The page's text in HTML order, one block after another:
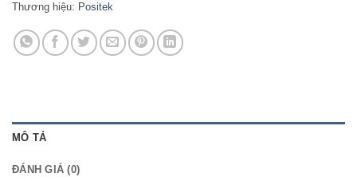
Thương hiệu: Positek
MÔ TẢ
ĐÁNH GIÁ (0)